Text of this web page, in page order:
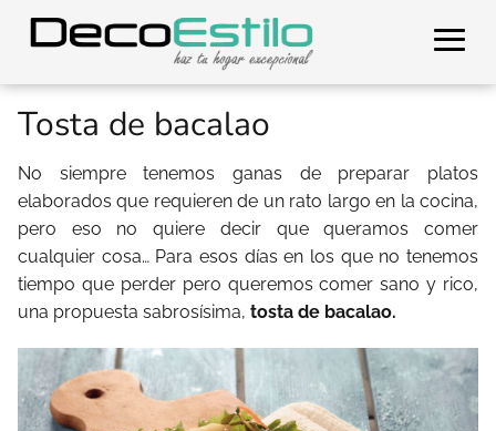
Tosta de bacalao
No siempre tenemos ganas de preparar platos
elaborados que requieren de un rato largo en la cocina,
pero eso no quiere decir que queramos comer
cualquier cosa… Para esos días en los que no tenemos
tiempo que perder pero queremos comer sano y rico,
una propuesta sabrosísima, tosta de bacalao.